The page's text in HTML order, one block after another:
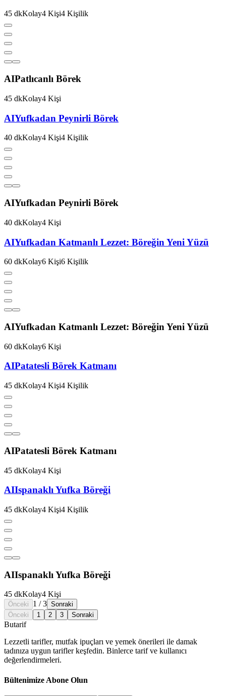
45 dkKolay4 Kişi4 Kişilik
AIPatlıcanlı Börek
45 dkKolay4 Kişi
AIYufkadan Peynirli Börek
40 dkKolay4 Kişi4 Kişilik
AIYufkadan Peynirli Börek
40 dkKolay4 Kişi
AIYufkadan Katmanlı Lezzet: Böreğin Yeni Yüzü
60 dkKolay6 Kişi6 Kişilik
AIYufkadan Katmanlı Lezzet: Böreğin Yeni Yüzü
60 dkKolay6 Kişi
AIPatatesli Börek Katmanı
45 dkKolay4 Kişi4 Kişilik
AIPatatesli Börek Katmanı
45 dkKolay4 Kişi
AIIspanaklı Yufka Böreği
45 dkKolay4 Kişi4 Kişilik
AIIspanaklı Yufka Böreği
45 dkKolay4 Kişi
Önceki 1 /3 Sonraki
Önceki
1 2 3 Sonraki
Butarif
Lezzetli tarifler, mutfak ipuçları ve yemek önerileri ile damak
tadınıza uygun tarifler keşfedin. Binlerce tarif ve kullanıcı
değerlendirmeleri.
Bültenimize Abone Olun